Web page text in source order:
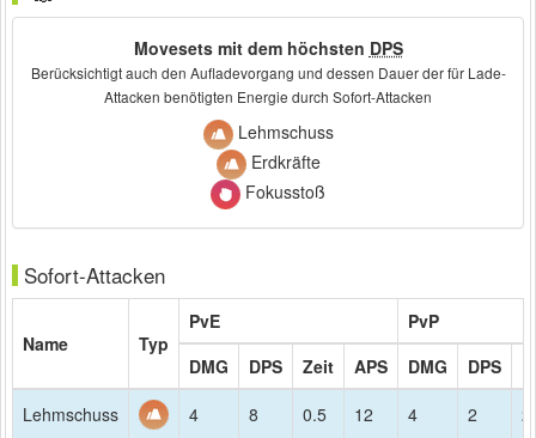
Movesets mit dem höchsten DPS
Berücksichtigt auch den Aufladevorgang und dessen Dauer der für Lade-
Attacken benötigten Energie durch Sofort-Attacken
Lehmschuss
Erdkräfte
Fokusstoß
Sofort-Attacken
Name Typ
PvE
PvP
DMG
DPS Zeit APS DMG DPS
Lehmschuss
4 8 0.5 12 4 2 2